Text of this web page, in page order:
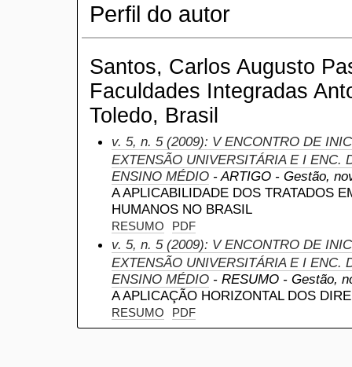
Perfil do autor
Santos, Carlos Augusto
Faculdades Integradas
Toledo, Brasil
v. 5, n. 5 (2009): V ENCONTRO DE
EXTENSÃO UNIVERSITÁRIA E I ENC.
ENSINO MÉDIO - ARTIGO - Gestão,
A APLICABILIDADE DOS TRATADOS
HUMANOS NO BRASIL
RESUMO PDF
v. 5, n. 5 (2009): V ENCONTRO DE
EXTENSÃO UNIVERSITÁRIA E I ENC.
ENSINO MÉDIO - RESUMO - Gestão,
A APLICAÇÃO HORIZONTAL DOS
RESUMO PDF